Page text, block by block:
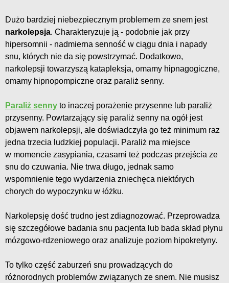
Dużo bardziej niebezpiecznym problemem ze snem jest
narkolepsja. Charakteryzuje ją - podobnie jak przy
hipersomnii - nadmierna senność w ciągu dnia i napady
snu, których nie da się powstrzymać. Dodatkowo,
narkolepsji towarzyszą katapleksja, omamy hipnagogiczne,
omamy hipnopompiczne oraz paraliż senny.
Paraliż senny to inaczej porażenie przysenne lub paraliż
przysenny. Powtarzający się paraliż senny na ogół jest
objawem narkolepsji, ale doświadczyła go też minimum raz
jedna trzecia ludzkiej populacji. Paraliż ma miejsce
w momencie zasypiania, czasami też podczas przejścia ze
snu do czuwania. Nie trwa długo, jednak samo
wspomnienie tego wydarzenia zniechęca niektórych
chorych do wypoczynku w łóżku.
Narkolepsję dość trudno jest zdiagnozować. Przeprowadza
się szczegółowe badania snu pacjenta lub bada skład płynu
mózgowo-rdzeniowego oraz analizuje poziom hipokretyny.
To tylko część zaburzeń snu prowadzących do
różnorodnych problemów związanych ze snem. Nie musisz